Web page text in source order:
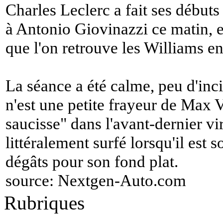
Charles Leclerc a fait ses
à Antonio Giovinazzi ce matin,
que l'on retrouve les Williams
La séance a été calme, peu
n'est une petite frayeur de Max
saucisse" dans l'avant-dernier
littéralement surfé lorsqu'il est
dégâts pour son fond plat.
source: Nextgen-Auto.com
Rubriques